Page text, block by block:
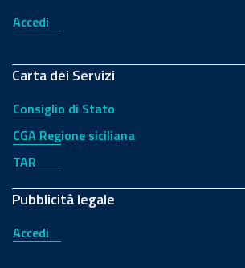
Accedi
Carta dei Servizi
Consiglio di Stato
CGA Regione siciliana
TAR
Pubblicità legale
Accedi